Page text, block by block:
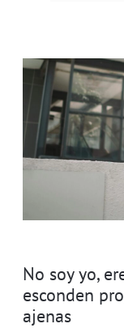
No soy yo,
esconden
ajenas